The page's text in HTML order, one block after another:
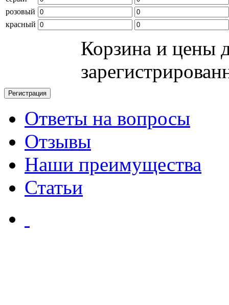
розовый
красный
Корзина и цены
Ответы на вопросы
Отзывы
Наши преимущества
Статьи